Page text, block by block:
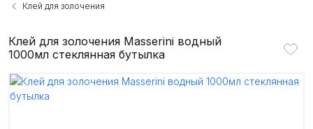
Клей для золочения
Клей для золочения Masserini водный
1000мл стеклянная бутылка